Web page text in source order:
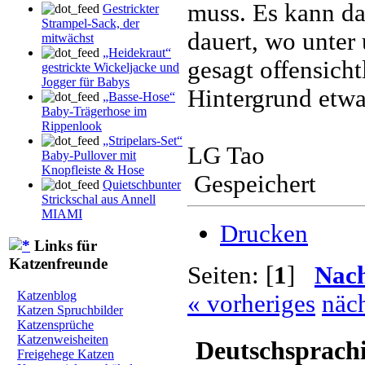
Gestrickter
Strampel-Sack, der
mitwächst
„Heidekraut“
gestrickte Wickeljacke und
Jogger für Babys
„Basse-Hose“
Baby-Trägerhose im
Rippenlook
„Stripelars-Set“
Baby-Pullover mit
Knopfleiste & Hose
Quietschbunter
Strickschal aus Annell
MIAMI
Links für
Katzenfreunde
Katzenblog
Katzen Spruchbilder
Katzensprüche
Katzenweisheiten
Freigehege Katzen
muss. Es kann
dauert, wo unter
gesagt
Hintergrund
LG Tao
Gespeichert
Drucken
Seiten: [1]
« vorheriges